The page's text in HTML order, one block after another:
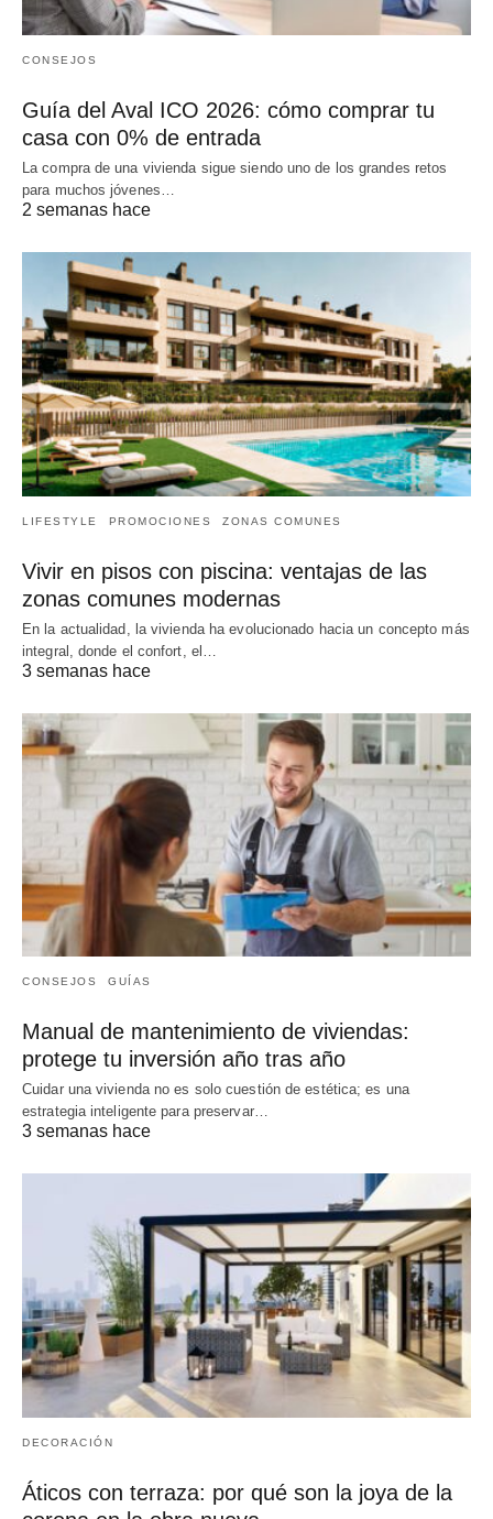
CONSEJOS
Guía del Aval ICO 2026: cómo comprar tu
casa con 0% de entrada
La compra de una vivienda sigue siendo uno de los grandes retos
para muchos jóvenes…
2 semanas hace
LIFESTYLE PROMOCIONES ZONAS COMUNES
Vivir en pisos con piscina: ventajas de las
zonas comunes modernas
En la actualidad, la vivienda ha evolucionado hacia un concepto más
integral, donde el confort, el…
3 semanas hace
CONSEJOS GUÍAS
Manual de mantenimiento de viviendas:
protege tu inversión año tras año
Cuidar una vivienda no es solo cuestión de estética; es una
estrategia inteligente para preservar…
3 semanas hace
DECORACIÓN
Áticos con terraza: por qué son la joya de la